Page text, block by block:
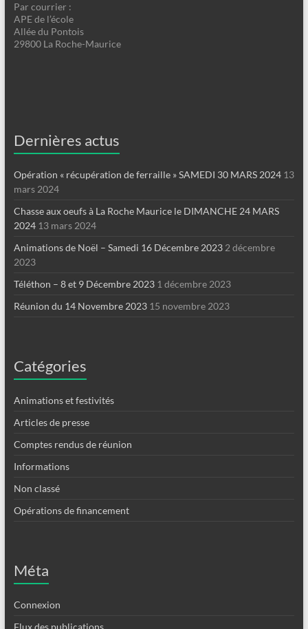
Par courrier :
APE de l’école
Allée du Pontois
29800 La Roche-Maurice
Dernières actus
Opération « récupération de ferraille » SAMEDI 30 MARS 2024 13
mars 2024
Chasse aux oeufs à La Roche Maurice le DIMANCHE 24 MARS
2024 13 mars 2024
Animations de Noël – Samedi 16 Décembre 2023 2 décembre
2023
Téléthon – 8 et 9 Décembre 2023 1 décembre 2023
Réunion du 14 Novembre 2023 15 novembre 2023
Catégories
Animations et festivités
Articles de presse
Comptes rendus de réunion
Informations
Non classé
Opérations de financement
Méta
Connexion
Flux des publications